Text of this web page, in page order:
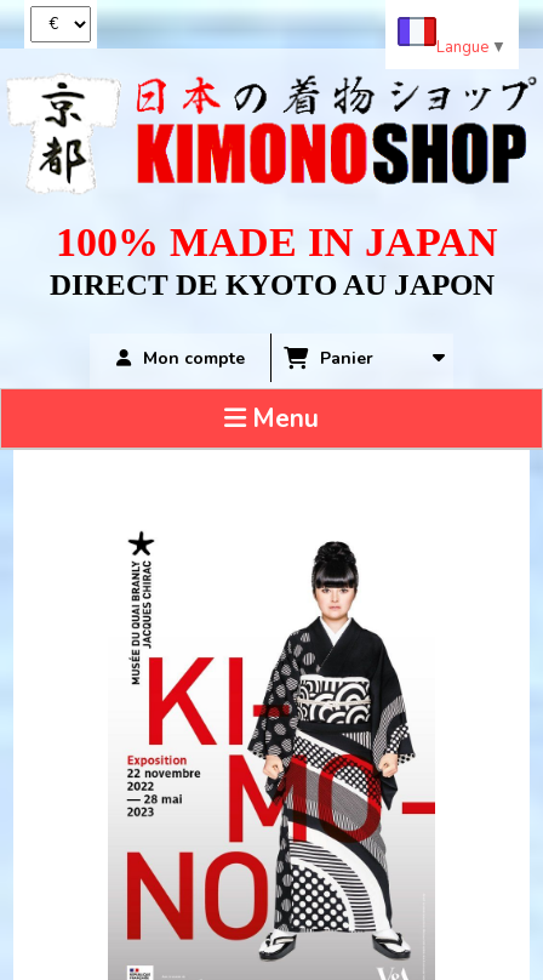
100% MADE IN JAPAN
DIRECT DE KYOTO AU JAPON
Mon compte Panier
Menu
Langue ▼
Panneau de gestion des cookies